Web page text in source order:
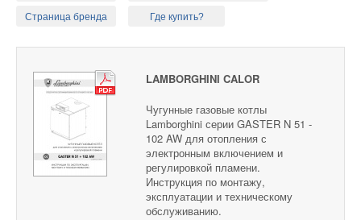
Страница бренда Где купить?
LAMBORGHINI CALOR
Чугунные газовые котлы
Lamborghini серии GASTER N 51 -
102 AW для отопления с
электронным включением и
регулировкой пламени.
Инструкция по монтажу,
эксплуатации и техническому
обслуживанию.